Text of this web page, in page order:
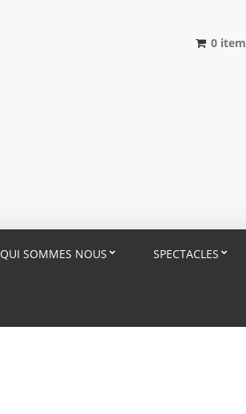
0
QUI SOMMES NOUS SPECTACLES